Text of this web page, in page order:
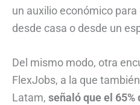
un auxilio económico
desde casa o desde un
Del mismo modo, otra
FlexJobs, a la que
Latam, señaló que el